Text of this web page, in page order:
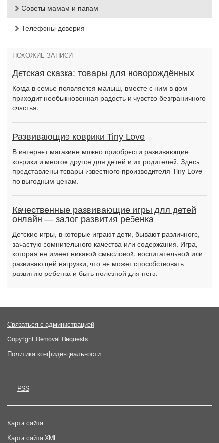
Советы мамам и папам
Телефоны доверия
ПОХОЖИЕ ЗАПИСИ
Детская сказка: товары для новорождённых
Когда в семье появляется малыш, вместе с ним в дом
приходит необыкновенная радость и чувство безграничного
счастья.
Развивающие коврики Tiny Love
В интернет магазине можно приобрести развивающие
коврики и многое другое для детей и их родителей. Здесь
представлены товары известного производителя Tiny Love
по выгодным ценам.
Качественные развивающие игры для детей
онлайн — залог развития ребенка
Детские игры, в которые играют дети, бывают различного,
зачастую сомнительного качества или содержания. Игра,
которая не имеет никакой смысловой, воспитательной или
развивающей нагрузки, что не может способствовать
развитию ребенка и быть полезной для него.
Связаться с администрацией
Copyright Removal Requests
Политика конфиденциальности
RSS
Карта сайта
Карта сайта XML